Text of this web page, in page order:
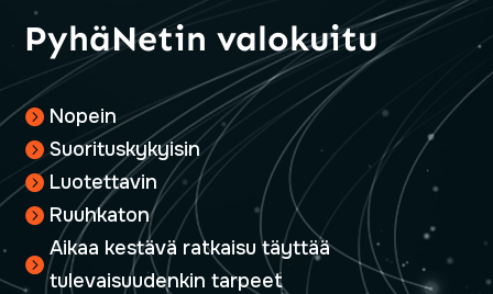
PyhäNetin valokuitu
 Nopein
 Suorituskykyisin
 Luotettavin
 Ruuhkaton

Aikaa kestävä ratkaisu täyttää
tulevaisuudenkin tarpeet